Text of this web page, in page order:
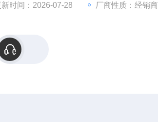
质可根据用户需要定制)
新时间：2026-07-28 厂商性质：经销商